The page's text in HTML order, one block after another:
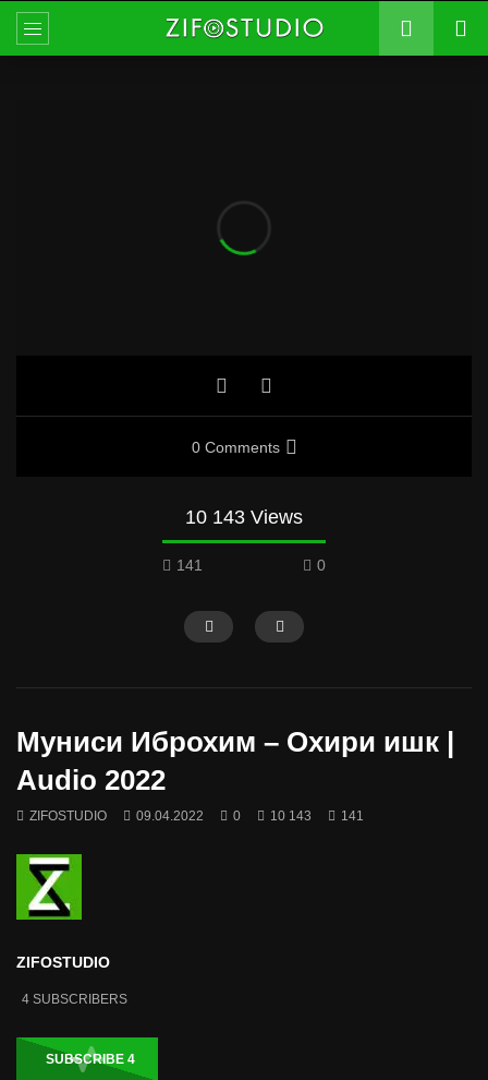
0 Comments
10 143 Views
141 0
Муниси Иброхим – Охири ишк |
Audio 2022
ZIFOSTUDIO 09.04.2022 0 10 143 141
ZIFOSTUDIO
4 SUBSCRIBERS
SUBSCRIBE 4